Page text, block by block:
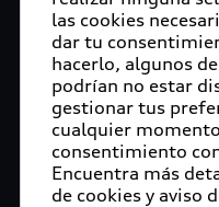
las cookies
dar tu
hacerlo, algunos
podrían no estar
gestionar tus
cualquier
consentimiento
Encuentra más
de cookies y aviso